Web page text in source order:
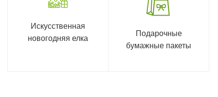
Искусственная
новогодняя елка
Подарочные
бумажные пакеты